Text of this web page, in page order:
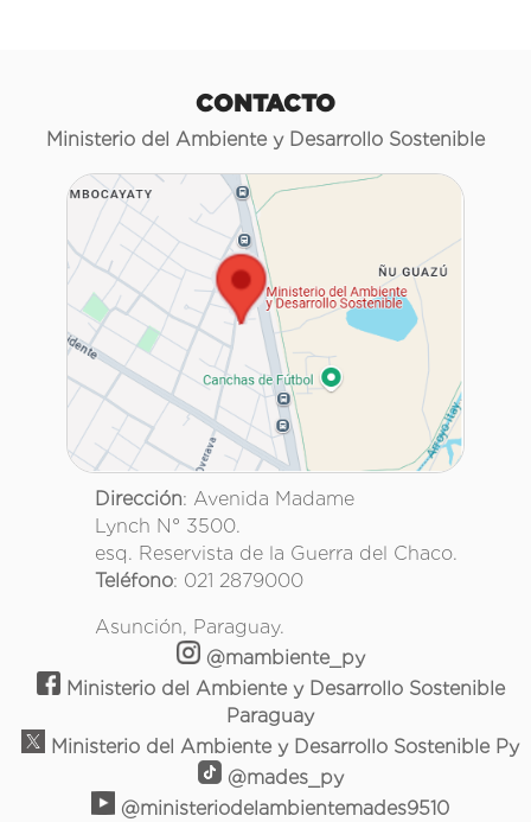
CONTACTO
Ministerio del Ambiente y Desarrollo Sostenible
Dirección: Avenida Madame
Lynch N° 3500.
esq. Reservista de la Guerra del Chaco.
Teléfono: 021 2879000
Asunción, Paraguay.
@mambiente_py
Ministerio del Ambiente y Desarrollo Sostenible
Paraguay
Ministerio del Ambiente y Desarrollo Sostenible Py
@mades_py
@ministeriodelambientemades9510